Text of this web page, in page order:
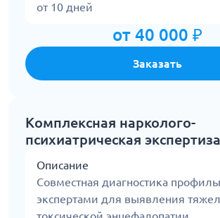
от 10 дней
от 40 000 ₽
Заказать
Комплексная нарколого-
психиатрическая экспертиза
Описание
Совместная диагностика
экспертами для выявления